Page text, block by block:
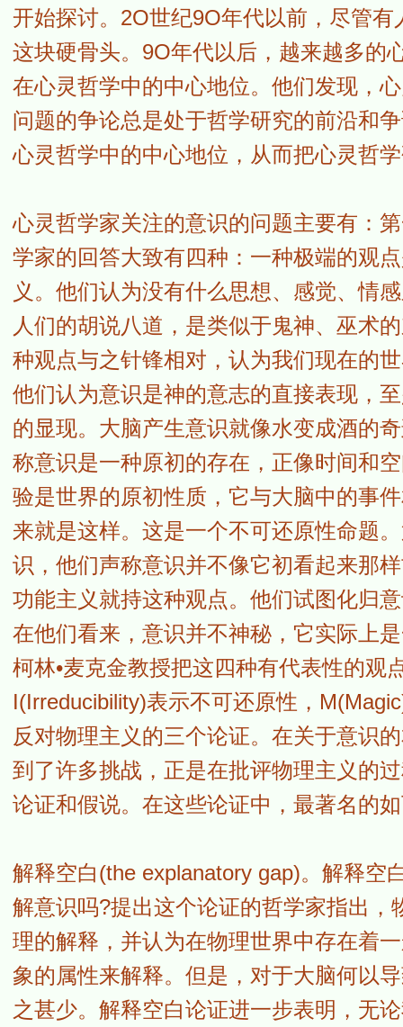
开始探讨。2O世纪9O年代以前，尽管
这块硬骨头。9O年代以后，越来越多的
在心灵哲学中的中心地位。他们发现，
问题的争论总是处于哲学研究的前沿和
心灵哲学中的中心地位，从而把心灵哲
心灵哲学家关注的意识的问题主要有：
学家的回答大致有四种：一种极端的观
义。他们认为没有什么思想、感觉、情
人们的胡说八道，是类似于鬼神、巫术
种观点与之针锋相对，认为我们现在的
他们认为意识是神的意志的直接表现，
的显现。大脑产生意识就像水变成酒的
称意识是一种原初的存在，正像时间和
验是世界的原初性质，它与大脑中的事
来就是这样。这是一个不可还原性命题
识，他们声称意识并不像它初看起来那
功能主义就持这种观点。他们试图化归
在他们看来，意识并不神秘，它实际上
柯林•麦克金教授把这四种有代表性的观
I(Irreducibility)表示不可还原性，
反对物理主义的三个论证。在关于意识
到了许多挑战，正是在批评物理主义的
论证和假说。在这些论证中，最著名的
解释空白(the explanatory gap)。解释空
解意识吗?提出这个论证的哲学家指出
理的解释，并认为在物理世界中存在着
象的属性来解释。但是，对于大脑何以
之甚少。解释空白论证进一步表明，无